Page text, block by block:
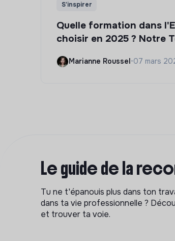
S'inspirer
Quelle formation dans
choisir en 2025 ? Notre
Marianne Roussel•07 mars
Le guide de la
Tu ne t'épanouis plus dans ton
dans ta vie professionnelle ?
et trouver ta voie.